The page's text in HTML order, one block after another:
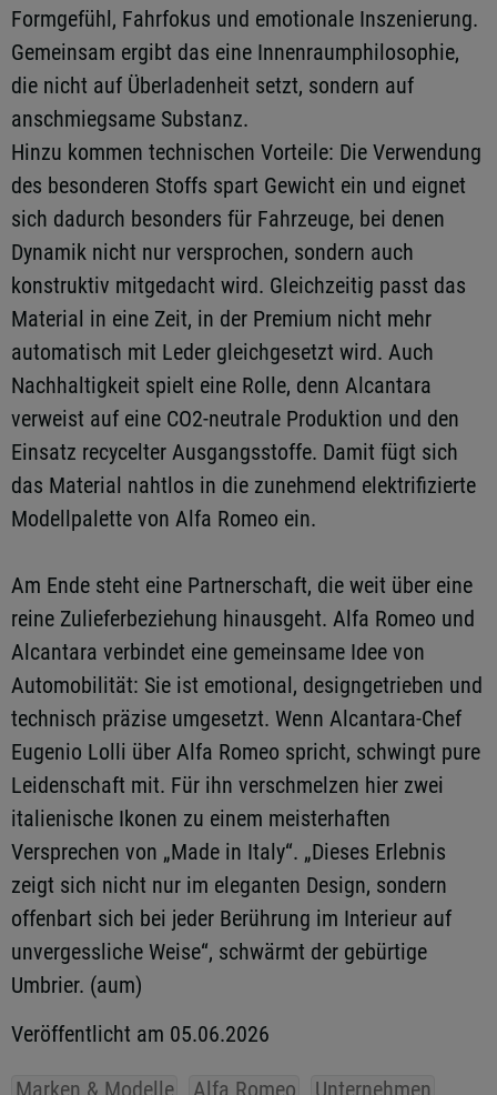
Formgefühl, Fahrfokus und emotionale Inszenierung.
Gemeinsam ergibt das eine Innenraumphilosophie,
die nicht auf Überladenheit setzt, sondern auf
anschmiegsame Substanz.
Hinzu kommen technischen Vorteile: Die Verwendung
des besonderen Stoffs spart Gewicht ein und eignet
sich dadurch besonders für Fahrzeuge, bei denen
Dynamik nicht nur versprochen, sondern auch
konstruktiv mitgedacht wird. Gleichzeitig passt das
Material in eine Zeit, in der Premium nicht mehr
automatisch mit Leder gleichgesetzt wird. Auch
Nachhaltigkeit spielt eine Rolle, denn Alcantara
verweist auf eine CO2-neutrale Produktion und den
Einsatz recycelter Ausgangsstoffe. Damit fügt sich
das Material nahtlos in die zunehmend elektrifizierte
Modellpalette von Alfa Romeo ein.
Am Ende steht eine Partnerschaft, die weit über eine
reine Zulieferbeziehung hinausgeht. Alfa Romeo und
Alcantara verbindet eine gemeinsame Idee von
Automobilität: Sie ist emotional, designgetrieben und
technisch präzise umgesetzt. Wenn Alcantara-Chef
Eugenio Lolli über Alfa Romeo spricht, schwingt pure
Leidenschaft mit. Für ihn verschmelzen hier zwei
italienische Ikonen zu einem meisterhaften
Versprechen von „Made in Italy“. „Dieses Erlebnis
zeigt sich nicht nur im eleganten Design, sondern
offenbart sich bei jeder Berührung im Interieur auf
unvergessliche Weise“, schwärmt der gebürtige
Umbrier. (aum)
Veröffentlicht am 05.06.2026
Marken & Modelle Alfa Romeo Unternehmen